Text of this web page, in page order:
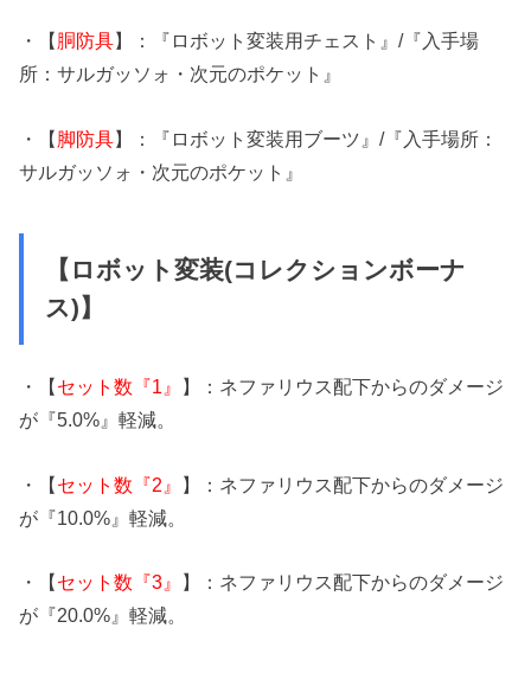
・【胴防具】：『ロボット変装用チェスト』/『入手場
所：サルガッソォ・次元のポケット』
・【脚防具】：『ロボット変装用ブーツ』/『入手場所：
サルガッソォ・次元のポケット』
【ロボット変装(コレクションボーナ
ス)】
・【 セット数『1』
】：ネファリウス配下からのダメージ
が『5.0%』軽減。
・【セット数『2』 】：ネファリウス配下からのダメージ
が『10.0%』軽減。
・【セット数『3』 】：ネファリウス配下からのダメージ
が『20.0%』軽減。